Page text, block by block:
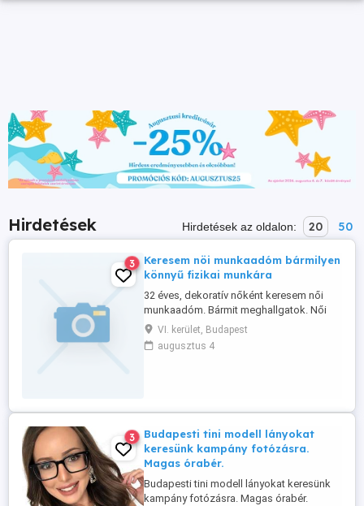
Hirdetések Hirdetések az oldalon: 20 50
3
Keresem nöi munkaadóm bármilyen
könnyű fizikai munkára
32 éves, dekoratív nőként keresem női
munkaadóm. Bármit meghallgatok. Női
masszázsban jártas vagyok. Köszönöm!
D
VI. kerület, Budapest
augusztus 4
3
Budapesti tini modell lányokat
keresünk kampány fotózásra.
Magas órabér.
Budapesti tini modell lányokat keresünk
kampány fotózásra. Magas órabér.